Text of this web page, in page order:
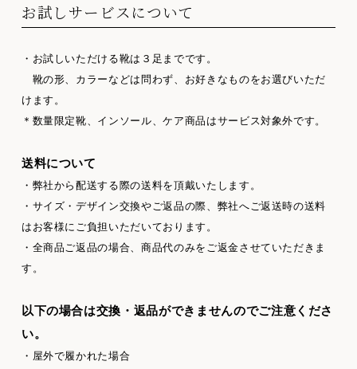
お試しサービスについて
・お試しいただける靴は３足までです。
靴の形、カラーなどは問わず、お好きなものをお選びいただ
けます。
＊数量限定靴、インソール、ケア商品はサービス対象外です。
送料について
・弊社から配送する際の送料を頂戴いたします。
・サイズ・デザイン交換やご返品の際、弊社へご返送時の送料
はお客様にご負担いただいております。
・全商品ご返品の場合、商品代のみをご返金させていただきま
す。
以下の場合は交換・返品ができませんのでご注意くださ
い。
・屋外で履かれた場合